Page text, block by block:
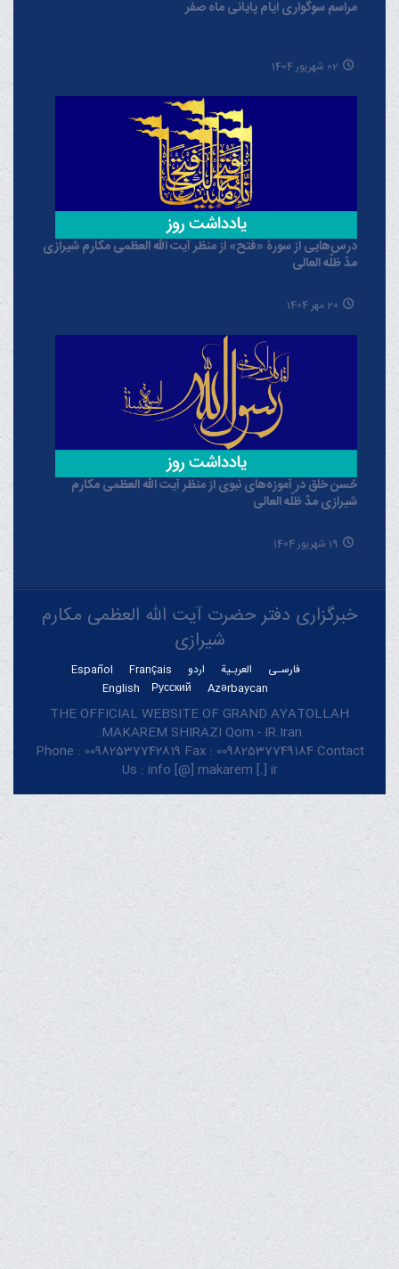
مراسم سوگواری ایام پایانی ماه صفر
02 شهریور 1404
درس‌هایی از سورۀ «فتح» از منظر آیت الله العظمی مکارم شیرازی
مدّ ظلّه العالی
20 مهر 1404
حُسن خلق در آموزه‌های نبوی از منظر آیت الله العظمی مکارم
شیرازی مدّ ظلّه العالی
19 شهریور 1404
خبرگزاری دفتر حضرت آیت الله العظمی مکارم
شیرازی
فارسـی العربـیة اردو Français
Español
Azərbaycan
Русский
English
THE OFFICIAL WEBSITE OF GRAND AYATOLLAH
MAKAREM SHIRAZI Qom - IR.Iran.
Phone : 00982537742819 Fax : 00982537749184 Contact
Us : info [@] makarem [.] ir